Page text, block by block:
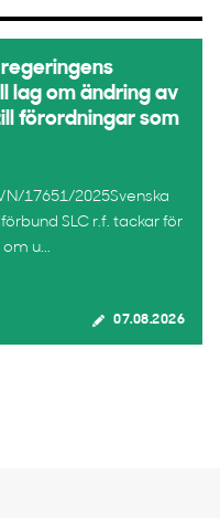
lag om ändring av
förordningar som
17651/2025Svenska
SLC r.f. tackar för
u...
07.08.2026